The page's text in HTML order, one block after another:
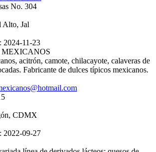
No. 304
Alto, Jal
2024-11-23
MEXICANOS
acitrón, camote, chilacayote, calaveras de
Fabricante de dulces típicos mexicanos.
CDMX
2022-09-27